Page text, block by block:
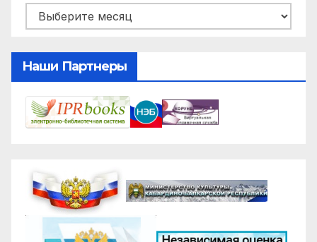
Архивы
Наши Партнеры